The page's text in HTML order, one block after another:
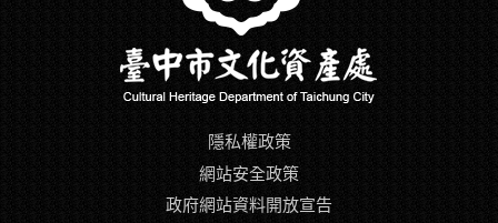
隱私權政策
網站安全政策
政府網站資料開放宣告